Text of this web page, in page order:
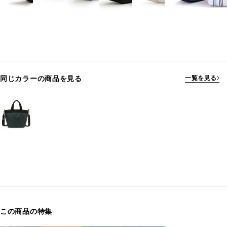
同じカラーの商品を見る 一覧を見る
この商品の特集